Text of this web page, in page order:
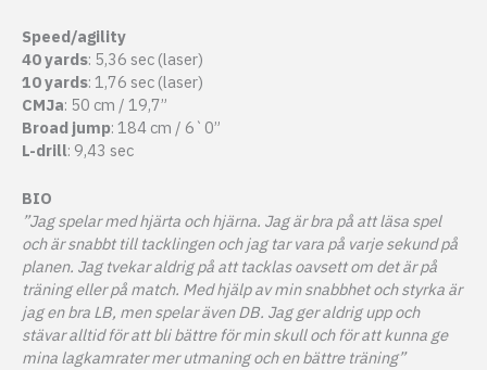
Speed/agility
40 yards: 5,36 sec (laser)
10 yards: 1,76 sec (laser)
CMJa: 50 cm / 19,7”
Broad jump: 184 cm / 6`0”
L-drill: 9,43 sec
BIO
”Jag spelar med hjärta och hjärna. Jag är bra på att läsa spel
och är snabbt till tacklingen och jag tar vara på varje sekund på
planen. Jag tvekar aldrig på att tacklas oavsett om det är på
träning eller på match. Med hjälp av min snabbhet och styrka är
jag en bra LB, men spelar även DB. Jag ger aldrig upp och
stävar alltid för att bli bättre för min skull och för att kunna ge
mina lagkamrater mer utmaning och en bättre träning”